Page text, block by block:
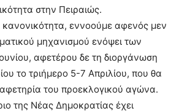
στην Πειραιώς.
κανονικότητα, εννοούμε αφενός μεν
μηχανισμού ενόψει των
αφετέρου δε τη διοργάνωση
το τριήμερο 5-7 Απριλίου, που θα
του προεκλογικού αγώνα.
της Νέας Δημοκρατίας έχει